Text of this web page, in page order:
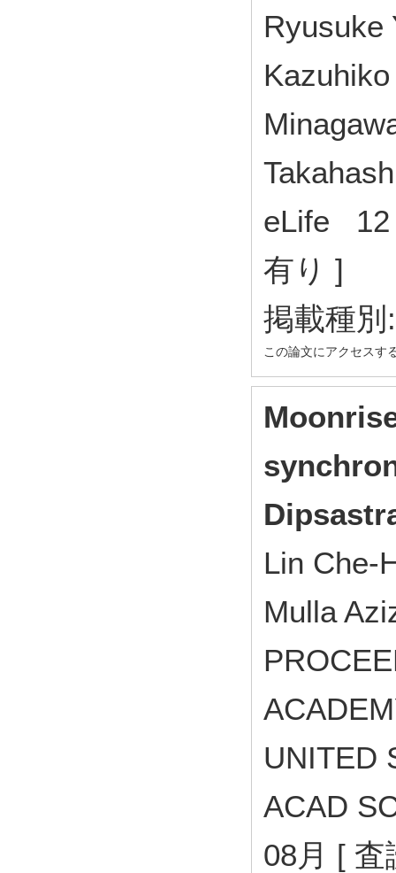
Ryusuke
eLife 12
有り ]
掲載種
この論文にアクセスす
Lin Che-
Mulla
UNITED
ACAD
08月 [ 査